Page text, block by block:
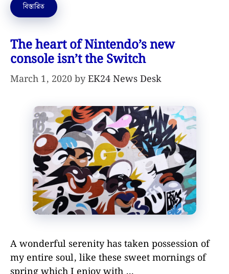
বিস্তারিত
The heart of Nintendo’s new
console isn’t the Switch
March 1, 2020byEK24 News Desk
A wonderful serenity has taken possession of
my entire soul, like these sweet mornings of